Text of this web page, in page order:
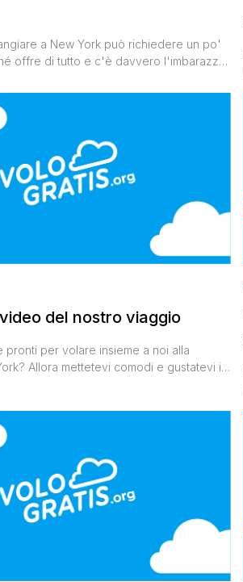
a New York può richiedere un po'
offre di tutto e c'è davvero l'imbarazzo
uscire da mille cucine diverse
luoghi del mondo. Eppure anche
delle specialità che non puoi [']
del nostro viaggio
pronti per volare insieme a noi alla
Allora mettetevi comodi e gustatevi il
11 e in altri luoghi simbolo della Big Apple.